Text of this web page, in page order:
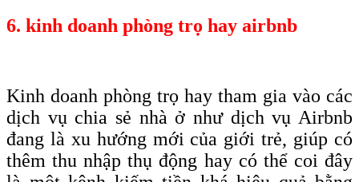
6. kinh doanh phòng trọ hay airbnb
Kinh doanh phòng trọ hay tham gia vào các
dịch vụ chia sẻ nhà ở như dịch vụ Airbnb
đang là xu hướng mới của giới trẻ, giúp có
thêm thu nhập thụ động hay có thể coi đây